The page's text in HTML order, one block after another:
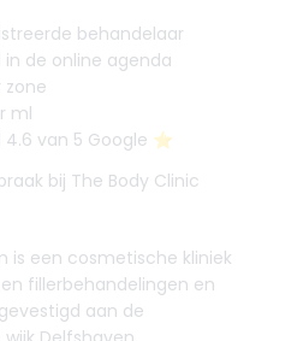
behandelaar
de online agenda
zone
ml
van 5 Google ⭐️
bij The Body Clinic
is een cosmetische kliniek
fillerbehandelingen en
aan de